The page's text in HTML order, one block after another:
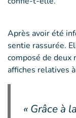
Après avoir été
sentie rassurée.
composé de deux
affiches relatives
« Grâce à